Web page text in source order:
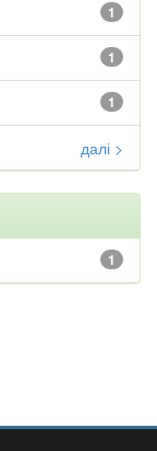
1
1
1
далі >
1